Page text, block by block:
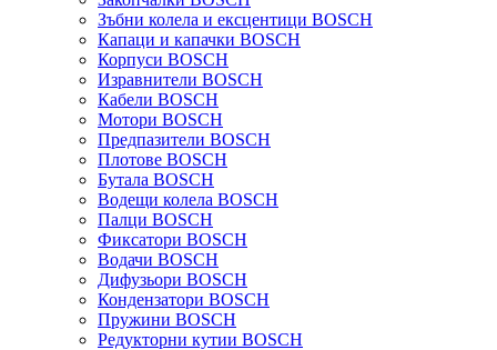
Зъбни колела и ексцентици BOSCH
Капаци и капачки BOSCH
Корпуси BOSCH
Изравнители BOSCH
Кабели BOSCH
Мотори BOSCH
Предпазители BOSCH
Плотове BOSCH
Бутала BOSCH
Водещи колела BOSCH
Палци BOSCH
Фиксатори BOSCH
Водачи BOSCH
Дифузьори BOSCH
Кондензатори BOSCH
Пружини BOSCH
Редукторни кутии BOSCH